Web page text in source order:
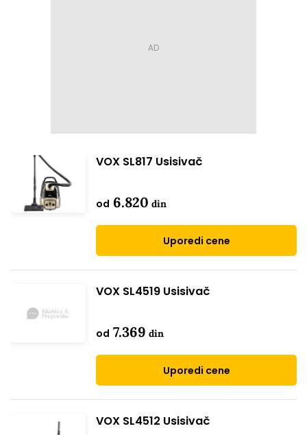
VOX SL817 Usisivač
od 6.820 din
Uporedi cene
VOX SL4519 Usisivač
od 7.369 din
Uporedi cene
VOX SL4512 Usisivač